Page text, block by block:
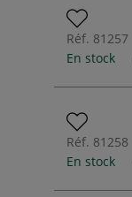
Réf. 81257
En stock
Réf. 81258
En stock